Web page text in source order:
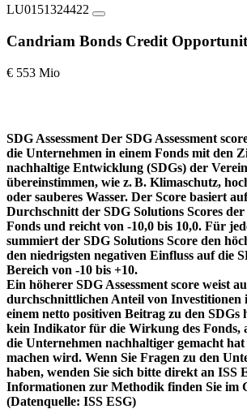
LU0151324422
Candriam Bonds Credit
€ 553 Mio
SDG Assessment Der SDG Assessment
die Unternehmen in einem Fonds mit den
nachhaltige Entwicklung (SDGs) der
übereinstimmen, wie z. B. Klimaschutz,
oder sauberes Wasser. Der Score basiert
Durchschnitt der SDG Solutions Scores
Fonds und reicht von -10,0 bis 10,0. Für
summiert der SDG Solutions Score den
den niedrigsten negativen Einfluss auf die
Bereich von -10 bis +10.
Ein höherer SDG Assessment score weist
durchschnittlichen Anteil von Investitionen
einem netto positiven Beitrag zu den SDGs
kein Indikator für die Wirkung des Fonds,
die Unternehmen nachhaltiger gemacht
machen wird. Wenn Sie Fragen zu den
haben, wenden Sie sich bitte direkt an ISS
Informationen zur Methodik finden Sie im
(Datenquelle: ISS ESG)